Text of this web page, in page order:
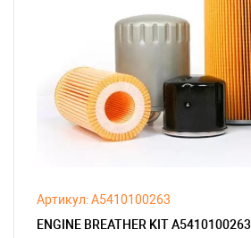
Артикул: A5410100263
ENGINE BREATHER KIT A5410100263